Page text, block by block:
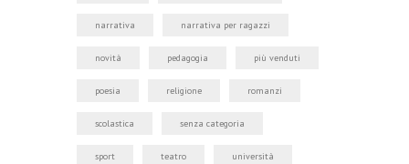
narrativa narrativa per ragazzi
novità pedagogia più venduti
poesia religione romanzi
scolastica senza categoria
sport teatro università